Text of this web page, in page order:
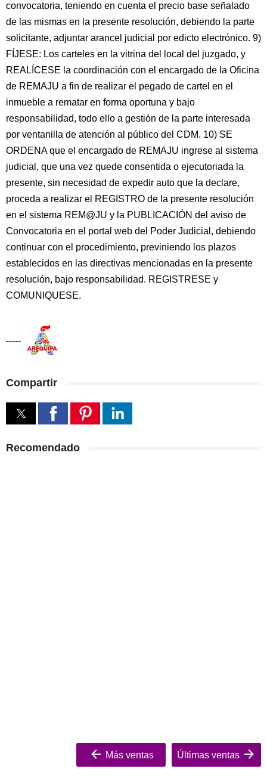
convocatoria, teniendo en cuenta el precio base señalado
de las mismas en la presente resolución, debiendo la parte
solicitante, adjuntar arancel judicial por edicto electrónico. 9)
FÍJESE: Los carteles en la vitrina del local del juzgado, y
REALÍCESE la coordinación con el encargado de la Oficina
de REMAJU a fin de realizar el pegado de cartel en el
inmueble a rematar en forma oportuna y bajo
responsabilidad, todo ello a gestión de la parte interesada
por ventanilla de atención al público del CDM. 10) SE
ORDENA que el encargado de REMAJU ingrese al sistema
judicial, que una vez quede consentida o ejecutoriada la
presente, sin necesidad de expedir auto que la declare,
proceda a realizar el REGISTRO de la presente resolución
en el sistema REM@JU y la PUBLICACIÓN del aviso de
Convocatoria en el portal web del Poder Judicial, debiendo
continuar con el procedimiento, previniendo los plazos
establecidos en las directivas mencionadas en la presente
resolución, bajo responsabilidad. REGISTRESE y
COMUNIQUESE.
-----
Compartir
Recomendado
Más ventas Últimas ventas